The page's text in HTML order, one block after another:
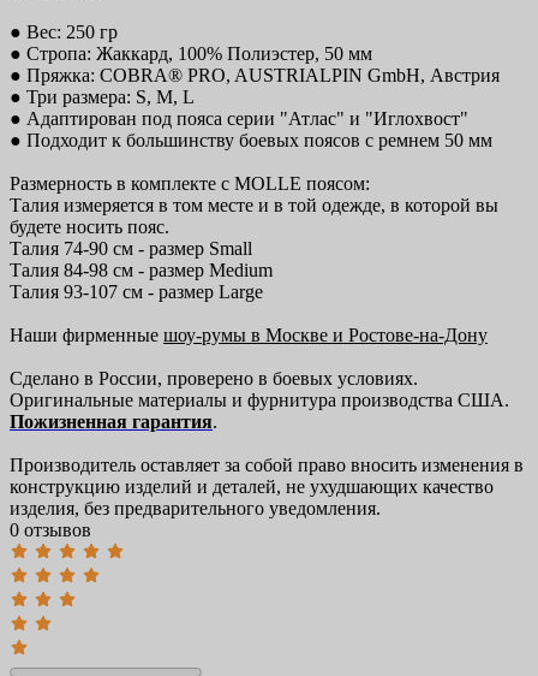
● Вес: 250 гр
● Стропа: Жаккард, 100% Полиэстер, 50 мм
● Пряжка: COBRA® PRO, AUSTRIALPIN GmbH, Австрия
● Три размера: S, M, L
● Адаптирован под пояса серии "Атлас" и "Иглохвост"
● Подходит к большинству боевых поясов с ремнем 50 мм
Размерность в комплекте с MOLLE поясом:
Талия измеряется в том месте и в той одежде, в которой вы
будете носить пояс.
Талия 74-90 см - размер Small
Талия 84-98 см - размер Medium
Талия 93-107 см - размер Large
Наши фирменные шоу-румы в Москве и Ростове-на-Дону
Сделано в России, проверено в боевых условиях.
Оригинальные материалы и фурнитура производства США.
Пожизненная гарантия.
Производитель оставляет за собой право вносить изменения в
конструкцию изделий и деталей, не ухудшающих качество
изделия, без предварительного уведомления.
0 отзывов